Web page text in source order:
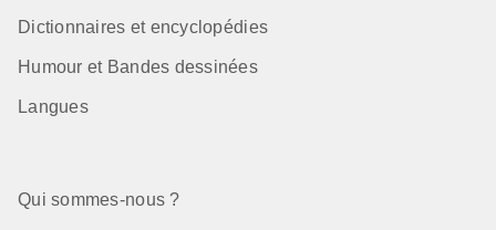
Dictionnaires et encyclopédies
Humour et Bandes dessinées
Langues
Qui sommes-nous ?